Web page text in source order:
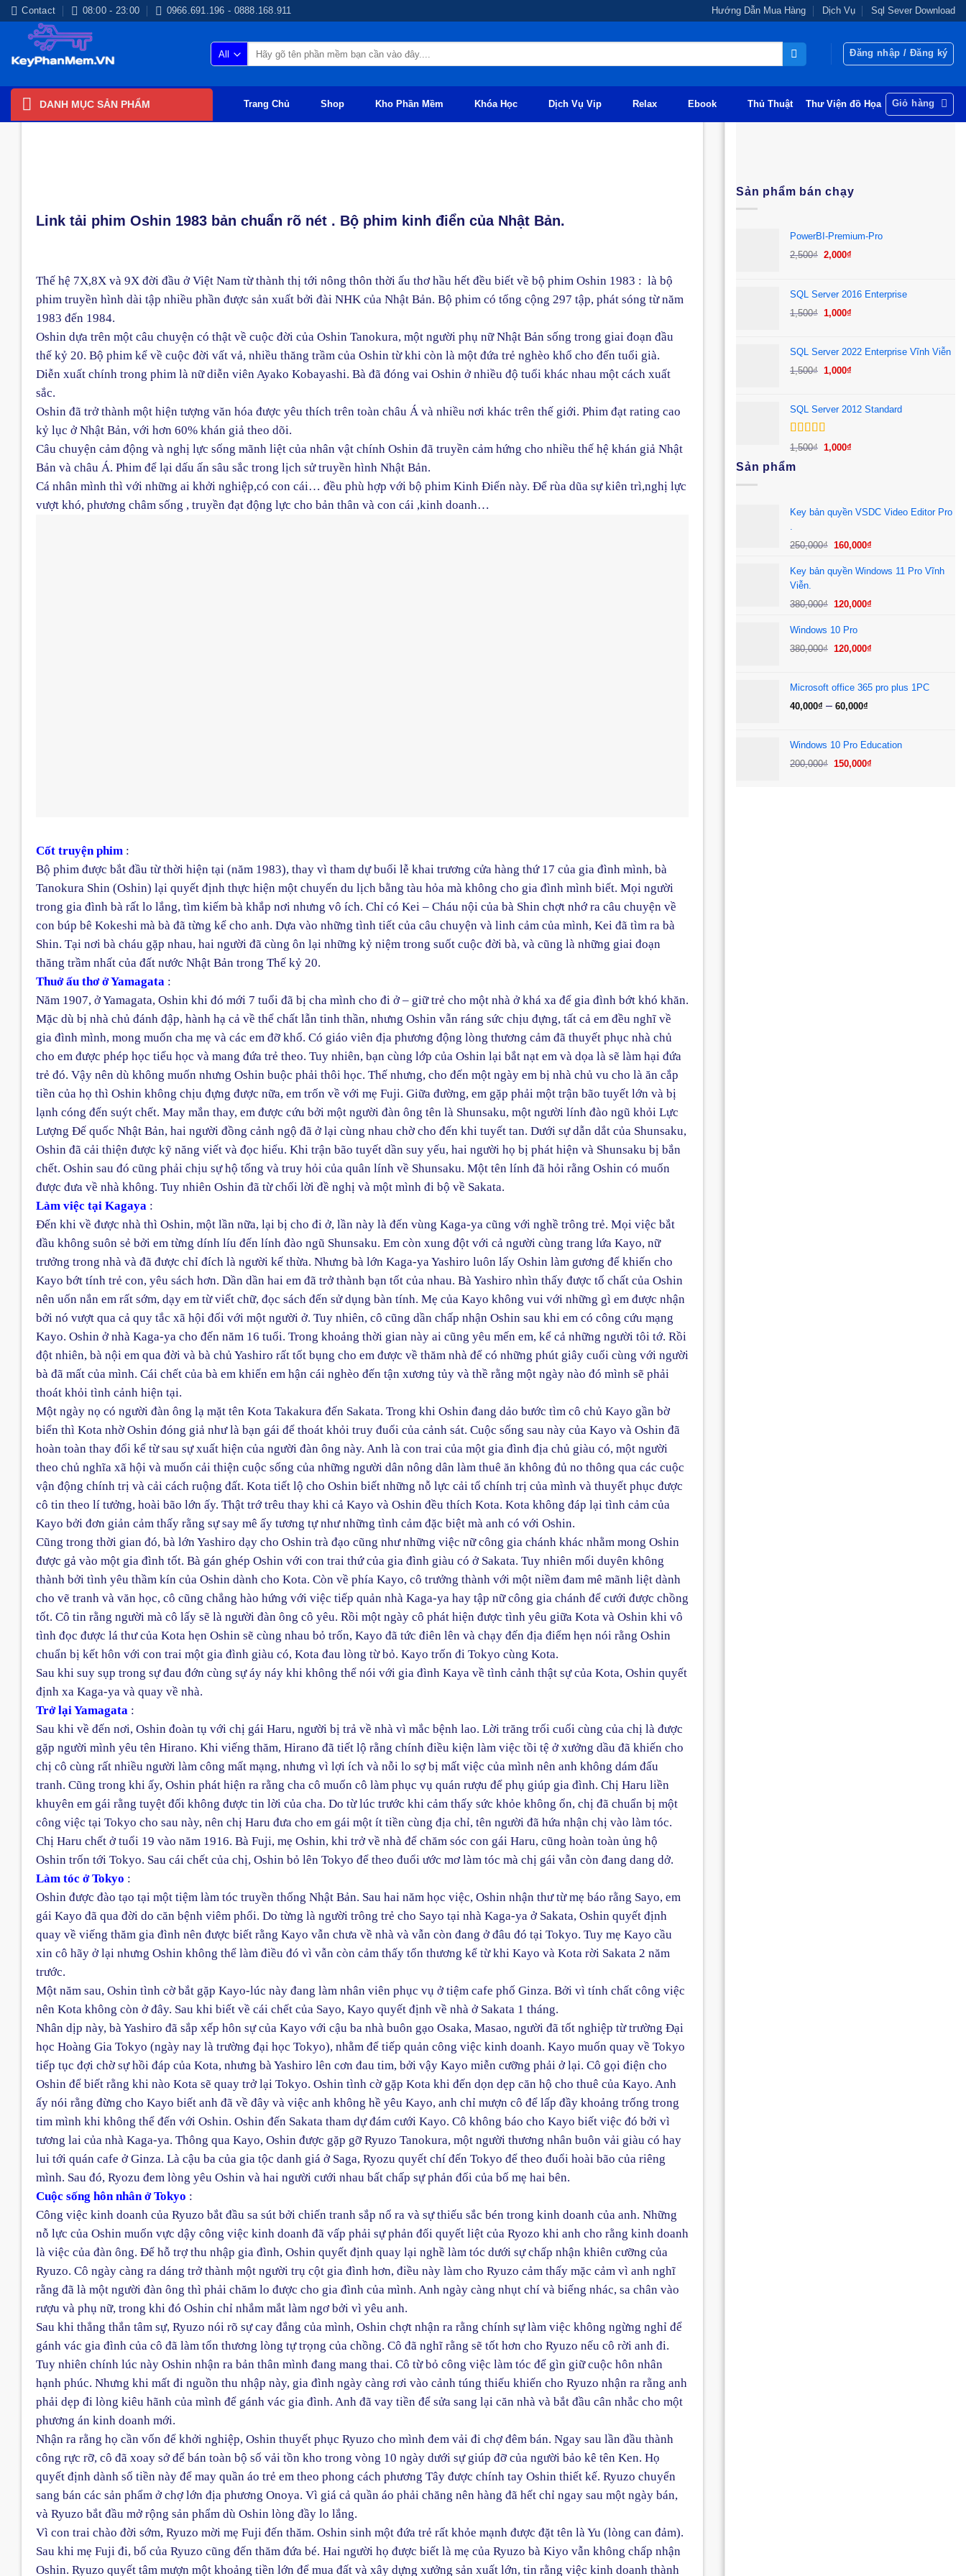
Skip
content
Contact 08:00 - 23:00 0966.691.196 - 0888.168.911 Hướng Dẫn Mua Hàng Dịch Vụ Sql Sever Download
kiếm:
Đăng nhập / Đăng ký
DANH MỤC SẢN PHẨM Trang Chủ Shop Kho Phần Mềm Khóa Học Dịch Vụ Vip Relax Ebook Thủ Thuật Thư Viện đồ Họa Giỏ hàng
Link tải phim Oshin 1983 bản chuẩn rõ nét . Bộ phim kinh điển của Nhật Bản.
Thế hệ 7X,8X và 9X đời đầu ở Việt Nam từ thành thị tới nông thôn thời ấu thơ hầu hết đều biết về bộ phim Oshin 1983 : là bộ
phim truyền hình dài tập nhiều phần được sản xuất bởi đài NHK của Nhật Bản. Bộ phim có tổng cộng 297 tập, phát sóng từ năm
1983 đến 1984.
Oshin dựa trên một câu chuyện có thật về cuộc đời của Oshin Tanokura, một người phụ nữ Nhật Bản sống trong giai đoạn đầu
thế kỷ 20. Bộ phim kể về cuộc đời vất vả, nhiều thăng trầm của Oshin từ khi còn là một đứa trẻ nghèo khổ cho đến tuổi già.
Diễn xuất chính trong phim là nữ diễn viên Ayako Kobayashi. Bà đã đóng vai Oshin ở nhiều độ tuổi khác nhau một cách xuất
sắc.
Oshin đã trở thành một hiện tượng văn hóa được yêu thích trên toàn châu Á và nhiều nơi khác trên thế giới. Phim đạt rating cao
kỷ lục ở Nhật Bản, với hơn 60% khán giả theo dõi.
Câu chuyện cảm động và nghị lực sống mãnh liệt của nhân vật chính Oshin đã truyền cảm hứng cho nhiều thế hệ khán giả Nhật
Bản và châu Á. Phim để lại dấu ấn sâu sắc trong lịch sử truyền hình Nhật Bản.
Cá nhân mình thì với những ai khởi nghiệp,có con cái… đều phù hợp với bộ phim Kinh Điển này. Để rùa dũa sự kiên trì,nghị lực
vượt khó, phương châm sống , truyền đạt động lực cho bản thân và con cái ,kinh doanh…
Cốt truyện phim :
Bộ phim được bắt đầu từ thời hiện tại (năm 1983), thay vì tham dự buổi lễ khai trương cửa hàng thứ 17 của gia đình mình, bà
Tanokura Shin (Oshin) lại quyết định thực hiện một chuyến du lịch bằng tàu hỏa mà không cho gia đình mình biết. Mọi người
trong gia đình bà rất lo lắng, tìm kiếm bà khắp nơi nhưng vô ích. Chỉ có Kei – Cháu nội của bà Shin chợt nhớ ra câu chuyện về
con búp bê Kokeshi mà bà đã từng kể cho anh. Dựa vào những tình tiết của câu chuyện và linh cảm của mình, Kei đã tìm ra bà
Shin. Tại nơi bà cháu gặp nhau, hai người đã cùng ôn lại những kỷ niệm trong suốt cuộc đời bà, và cũng là những giai đoạn
thăng trầm nhất của đất nước Nhật Bản trong Thế kỷ 20.
Thuở ấu thơ ở Yamagata :
Năm 1907, ở Yamagata, Oshin khi đó mới 7 tuổi đã bị cha mình cho đi ở – giữ trẻ cho một nhà ở khá xa để gia đình bớt khó khăn.
Mặc dù bị nhà chủ đánh đập, hành hạ cả về thể chất lẫn tinh thần, nhưng Oshin vẫn ráng sức chịu đựng, tất cả em đều nghĩ về
gia đình mình, mong muốn cha mẹ và các em đỡ khổ. Có giáo viên địa phương động lòng thương cảm đã thuyết phục nhà chủ
cho em được phép học tiểu học và mang đứa trẻ theo. Tuy nhiên, bạn cùng lớp của Oshin lại bắt nạt em và dọa là sẽ làm hại đứa
trẻ đó. Vậy nên dù không muốn nhưng Oshin buộc phải thôi học. Thế nhưng, cho đến một ngày em bị nhà chủ vu cho là ăn cắp
tiền của họ thì Oshin không chịu đựng được nữa, em trốn về với mẹ Fuji. Giữa đường, em gặp phải một trận bão tuyết lớn và bị
lạnh cóng đến suýt chết. May mắn thay, em được cứu bởi một người đàn ông tên là Shunsaku, một người lính đào ngũ khỏi Lực
Lượng Đế quốc Nhật Bản, hai người đồng cảnh ngộ đã ở lại cùng nhau chờ cho đến khi tuyết tan. Dưới sự dẫn dắt của Shunsaku,
Oshin đã cải thiện được kỹ năng viết và đọc hiểu. Khi trận bão tuyết dần suy yếu, hai người họ bị phát hiện và Shunsaku bị bắn
chết. Oshin sau đó cũng phải chịu sự hộ tống và truy hỏi của quân lính về Shunsaku. Một tên lính đã hỏi rằng Oshin có muốn
được đưa về nhà không. Tuy nhiên Oshin đã từ chối lời đề nghị và một mình đi bộ về Sakata.
Làm việc tại Kagaya :
Đến khi về được nhà thì Oshin, một lần nữa, lại bị cho đi ở, lần này là đến vùng Kaga-ya cũng với nghề trông trẻ. Mọi việc bắt
đầu không suôn sẻ bởi em từng dính líu đến lính đào ngũ Shunsaku. Em còn xung đột với cả người cùng trang lứa Kayo, nữ
trưởng trong nhà và đã được chỉ đích là người kế thừa. Nhưng bà lớn Kaga-ya Yashiro luôn lấy Oshin làm gương để khiến cho
Kayo bớt tính trẻ con, yêu sách hơn. Dần dần hai em đã trở thành bạn tốt của nhau. Bà Yashiro nhìn thấy được tố chất của Oshin
nên uốn nắn em rất sớm, dạy em từ viết chữ, đọc sách đến sử dụng bàn tính. Mẹ của Kayo không vui với những gì em được nhận
bởi nó vượt qua cả quy tắc xã hội đối với một người ở. Tuy nhiên, cô cũng dần chấp nhận Oshin sau khi em có công cứu mạng
Kayo. Oshin ở nhà Kaga-ya cho đến năm 16 tuổi. Trong khoảng thời gian này ai cũng yêu mến em, kể cả những người tôi tớ. Rồi
đột nhiên, bà nội em qua đời và bà chủ Yashiro rất tốt bụng cho em được về thăm nhà để có những phút giây cuối cùng với người
bà đã mất của mình. Cái chết của bà em khiến em hận cái nghèo đến tận xương tủy và thề rằng một ngày nào đó mình sẽ phải
thoát khỏi tình cảnh hiện tại.
Một ngày nọ có người đàn ông lạ mặt tên Kota Takakura đến Sakata. Trong khi Oshin đang dảo bước tìm cô chủ Kayo gần bờ
biển thì Kota nhờ Oshin đóng giả như là bạn gái để thoát khỏi truy đuổi của cảnh sát. Cuộc sống sau này của Kayo và Oshin đã
hoàn toàn thay đổi kể từ sau sự xuất hiện của người đàn ông này. Anh là con trai của một gia đình địa chủ giàu có, một người
theo chủ nghĩa xã hội và muốn cải thiện cuộc sống của những người dân nông dân làm thuê ăn không đủ no thông qua các cuộc
vận động chính trị và cải cách ruộng đất. Kota tiết lộ cho Oshin biết những nỗ lực cải tổ chính trị của mình và thuyết phục được
cô tin theo lí tưởng, hoài bão lớn ấy. Thật trớ trêu thay khi cả Kayo và Oshin đều thích Kota. Kota không đáp lại tình cảm của
Kayo bởi đơn giản cảm thấy rằng sự say mê ấy tương tự như những tình cảm đặc biệt mà anh có với Oshin.
Cũng trong thời gian đó, bà lớn Yashiro dạy cho Oshin trà đạo cũng như những việc nữ công gia chánh khác nhằm mong Oshin
được gả vào một gia đình tốt. Bà gán ghép Oshin với con trai thứ của gia đình giàu có ở Sakata. Tuy nhiên mối duyên không
thành bởi tình yêu thầm kín của Oshin dành cho Kota. Còn về phía Kayo, cô trưởng thành với một niềm đam mê mãnh liệt dành
cho vẽ tranh và văn học, cô cũng chẳng hào hứng với việc tiếp quản nhà Kaga-ya hay tập nữ công gia chánh để cưới được chồng
tốt. Cô tin rằng người mà cô lấy sẽ là người đàn ông cô yêu. Rồi một ngày cô phát hiện được tình yêu giữa Kota và Oshin khi vô
tình đọc được lá thư của Kota hẹn Oshin sẽ cùng nhau bỏ trốn, Kayo đã tức điên lên và chạy đến địa điểm hẹn nói rằng Oshin
chuẩn bị kết hôn với con trai một gia đình giàu có, Kota đau lòng từ bỏ. Kayo trốn đi Tokyo cùng Kota.
Sau khi suy sụp trong sự đau đớn cùng sự áy náy khi không thể nói với gia đình Kaya về tình cảnh thật sự của Kota, Oshin quyết
định xa Kaga-ya và quay về nhà.
Trở lại Yamagata :
Sau khi về đến nơi, Oshin đoàn tụ với chị gái Haru, người bị trả về nhà vì mắc bệnh lao. Lời trăng trối cuối cùng của chị là được
gặp người mình yêu tên Hirano. Khi viếng thăm, Hirano đã tiết lộ rằng chính điều kiện làm việc tồi tệ ở xưởng dầu đã khiến cho
chị cô cùng rất nhiều người làm công mất mạng, nhưng vì lợi ích và nỗi lo sợ bị mất việc của mình nên anh không dám đấu
tranh. Cũng trong khi ấy, Oshin phát hiện ra rằng cha cô muốn cô làm phục vụ quán rượu để phụ giúp gia đình. Chị Haru liền
khuyên em gái rằng tuyệt đối không được tin lời của cha. Do từ lúc trước khi cảm thấy sức khỏe không ổn, chị đã chuẩn bị một
công việc tại Tokyo cho sau này, nên chị Haru đưa cho em gái một ít tiền cùng địa chỉ, tên người đã hứa nhận chị vào làm tóc.
Chị Haru chết ở tuổi 19 vào năm 1916. Bà Fuji, mẹ Oshin, khi trở về nhà để chăm sóc con gái Haru, cũng hoàn toàn ủng hộ
Oshin trốn tới Tokyo. Sau cái chết của chị, Oshin bỏ lên Tokyo để theo đuổi ước mơ làm tóc mà chị gái vẫn còn đang dang dở.
Làm tóc ở Tokyo :
Oshin được đào tạo tại một tiệm làm tóc truyền thống Nhật Bản. Sau hai năm học việc, Oshin nhận thư từ mẹ báo rằng Sayo, em
gái Kayo đã qua đời do căn bệnh viêm phổi. Do từng là người trông trẻ cho Sayo tại nhà Kaga-ya ở Sakata, Oshin quyết định
quay về viếng thăm gia đình nên được biết rằng Kayo vẫn chưa về nhà và vẫn còn đang ở đâu đó tại Tokyo. Tuy mẹ Kayo cầu
xin cô hãy ở lại nhưng Oshin không thể làm điều đó vì vẫn còn cảm thấy tổn thương kể từ khi Kayo và Kota rời Sakata 2 năm
trước.
Một năm sau, Oshin tình cờ bắt gặp Kayo-lúc này đang làm nhân viên phục vụ ở tiệm cafe phố Ginza. Bởi vì tính chất công việc
nên Kota không còn ở đây. Sau khi biết về cái chết của Sayo, Kayo quyết định về nhà ở Sakata 1 tháng.
Nhân dịp này, bà Yashiro đã sắp xếp hôn sự của Kayo với cậu ba nhà buôn gạo Osaka, Masao, người đã tốt nghiệp từ trường Đại
học Hoàng Gia Tokyo (ngày nay là trường đại học Tokyo), nhằm để tiếp quản công việc kinh doanh. Kayo muốn quay về Tokyo
tiếp tục đợi chờ sự hồi đáp của Kota, nhưng bà Yashiro lên cơn đau tim, bởi vậy Kayo miễn cưỡng phải ở lại. Cô gọi điện cho
Oshin để biết rằng khi nào Kota sẽ quay trở lại Tokyo. Oshin tình cờ gặp Kota khi đến dọn dẹp căn hộ cho thuê của Kayo. Anh
ấy nói rằng đừng cho Kayo biết anh đã về đây và việc anh không hề yêu Kayo, anh chỉ mượn cô để lấp đầy khoảng trống trong
tim mình khi không thể đến với Oshin. Oshin đến Sakata tham dự đám cưới Kayo. Cô không báo cho Kayo biết việc đó bởi vì
tương lai của nhà Kaga-ya. Thông qua Kayo, Oshin được gặp gỡ Ryuzo Tanokura, một người thương nhân buôn vải giàu có hay
lui tới quán cafe ở Ginza. Là cậu ba của gia tộc danh giá ở Saga, Ryozu quyết chí đến Tokyo để theo đuổi hoài bão của riêng
mình. Sau đó, Ryozu đem lòng yêu Oshin và hai người cưới nhau bất chấp sự phản đối của bố mẹ hai bên.
Cuộc sống hôn nhân ở Tokyo :
Công việc kinh doanh của Ryuzo bắt đầu sa sút bởi chiến tranh sắp nổ ra và sự thiếu sắc bén trong kinh doanh của anh. Những
nỗ lực của Oshin muốn vực dậy công việc kinh doanh đã vấp phải sự phản đối quyết liệt của Ryozo khi anh cho rằng kinh doanh
là việc của đàn ông. Để hỗ trợ thu nhập gia đình, Oshin quyết định quay lại nghề làm tóc dưới sự chấp nhận khiên cưỡng của
Ryuzo. Cô ngày càng ra dáng trở thành một người trụ cột gia đình hơn, điều này làm cho Ryuzo cảm thấy mặc cảm vì anh nghĩ
rằng đã là một người đàn ông thì phải chăm lo được cho gia đình của mình. Anh ngày càng nhụt chí và biếng nhác, sa chân vào
rượu và phụ nữ, trong khi đó Oshin chỉ nhắm mắt làm ngơ bởi vì yêu anh.
Sau khi thẳng thắn tâm sự, Ryuzo nói rõ sự cay đắng của mình, Oshin chợt nhận ra rằng chính sự làm việc không ngừng nghỉ để
gánh vác gia đình của cô đã làm tổn thương lòng tự trọng của chồng. Cô đã nghĩ rằng sẽ tốt hơn cho Ryuzo nếu cô rời anh đi.
Tuy nhiên chính lúc này Oshin nhận ra bản thân mình đang mang thai. Cô từ bỏ công việc làm tóc để gìn giữ cuộc hôn nhân
hạnh phúc. Nhưng khi mất đi nguồn thu nhập này, gia đình ngày càng rơi vào cảnh túng thiếu khiến cho Ryuzo nhận ra rằng anh
phải dẹp đi lòng kiêu hãnh của mình để gánh vác gia đình. Anh đã vay tiền để sửa sang lại căn nhà và bắt đầu cân nhắc cho một
phương án kinh doanh mới.
Nhận ra rằng họ cần vốn để khởi nghiệp, Oshin thuyết phục Ryuzo cho mình đem vải đi chợ đêm bán. Ngay sau lần đầu thành
công rực rỡ, cô đã xoay sở để bán toàn bộ số vải tồn kho trong vòng 10 ngày dưới sự giúp đỡ của người bảo kê tên Ken. Họ
quyết định dành số tiền này để may quần áo trẻ em theo phong cách phương Tây được chính tay Oshin thiết kế. Ryuzo chuyển
sang bán các sản phẩm ở chợ lớn địa phương Onoya. Vì giá cả quần áo phải chăng nên hàng đã hết chỉ ngay sau một ngày bán,
và Ryuzo bắt đầu mở rộng sản phẩm dù Oshin lòng đầy lo lắng.
Vì con trai chào đời sớm, Ryuzo mời mẹ Fuji đến thăm. Oshin sinh một đứa trẻ rất khỏe mạnh được đặt tên là Yu (lòng can đảm).
Sau khi mẹ Fuji đi, bố của Ryuzo cũng đến thăm đứa bé. Hai người họ được biết là mẹ của Ryuzo bà Kiyo vẫn không chấp nhận
Oshin. Ryuzo quyết tâm mượn một khoảng tiền lớn để mua đất và xây dựng xưởng sản xuất lớn, tin rằng việc kinh doanh thành
Sản phẩm bán chạy
PowerBI-Premium-Pro
2,500₫ Giá
2,500₫.
2,000₫Giá
là:
2,000₫.
SQL Server 2016 Enterprise
1,500₫ Giá
1,500₫.
1,000₫Giá
là:
1,000₫.
SQL Server 2022 Enterprise Vĩnh Viễn
1,500₫ Giá
1,500₫.
1,000₫Giá
là:
SQL Server 2012 Standard
Được xếp
hạng
5.00
sao
1,500₫ Giá
1,000₫Giá
1,000₫.
Sản phẩm
Key bản quyền VSDC Video Editor Pro
250,000₫ Giá
là:
160,000₫Giá
tại
160,000₫.
Key bản quyền Windows 11 Pro Vĩnh
Viễn.
380,000₫ Giá
là:
380,000₫.
120,000₫Giá
là:
Windows 10 Pro
380,000₫ Giá
380,000₫.
120,000₫Giá
là:
Microsoft office 365 pro plus 1PC
40,000₫ – 60,000₫
40,000₫
đến
Windows 10 Pro Education
200,000₫ Giá
150,000₫Giá